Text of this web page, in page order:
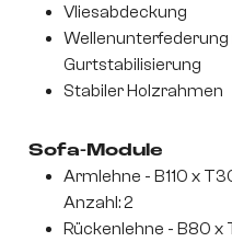
Vliesabdeckung
Gurtstabilisierung
Stabiler Holzrahmen
Sofa-Module
Armlehne - B110 x
Anzahl: 2
Rückenlehne - B80 x